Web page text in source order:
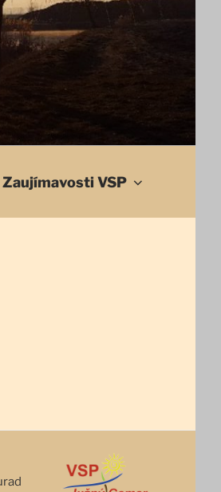
Zaujímavosti VSP